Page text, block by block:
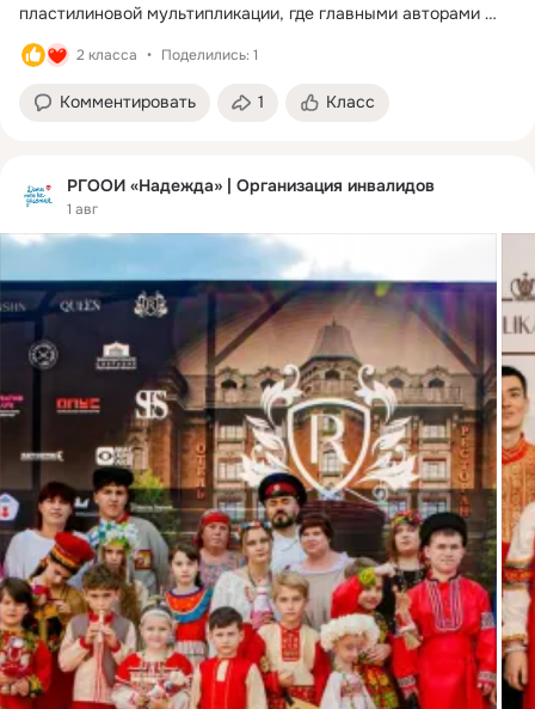
пластилиновой мультипликации, где главными авторами
группы по арт-терапии педагога Людмилы Кочетовой.
2 класса Поделились: 1
Комментировать 1 Класс
РГООИ «Надежда» | Организация инвалидов
1 авг